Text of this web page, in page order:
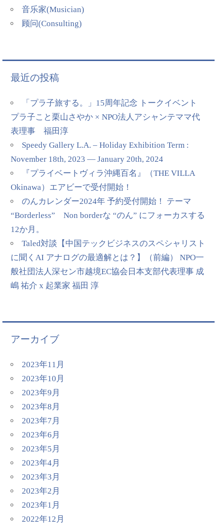
音乐家(Musician)
顾问(Consulting)
最近の投稿
「プラ子旅する。」15周年記念 トークイベント
プラ子こと栗山さやか × NPO法人アシャンテママ代
表理事 福田淳
Speedy Gallery L.A. – Holiday Exhibition Term :
November 18th, 2023 — January 20th, 2024
『プライベートヴィラ沖縄百名』（THE VILLA
Okinawa）エアビーで受付開始！
のんカレンダー2024年 予約受付開始！ テーマ
“Borderless” Non borderな “のん” にフォーカスする
12か月。
Taled対談【中国テックビジネスのスペシャリスト
に聞くAI アナログの最適解とは？】（前編） NPO一
般社団法人深セン市越境EC協会日本支部代表理事 成
嶋 祐介 x 起業家 福田 淳
アーカイブ
2023年11月
2023年10月
2023年9月
2023年8月
2023年7月
2023年6月
2023年5月
2023年4月
2023年3月
2023年2月
2023年1月
2022年12月